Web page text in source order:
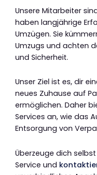
Unsere Mitarbeiter
haben langjährige
Umzügen. Sie
Umzugs und achten
und Sicherheit.
Unser Ziel ist es, dir
neues Zuhause auf
ermöglichen. Daher
Services an, wie das
Entsorgung von
Überzeuge dich
Service und